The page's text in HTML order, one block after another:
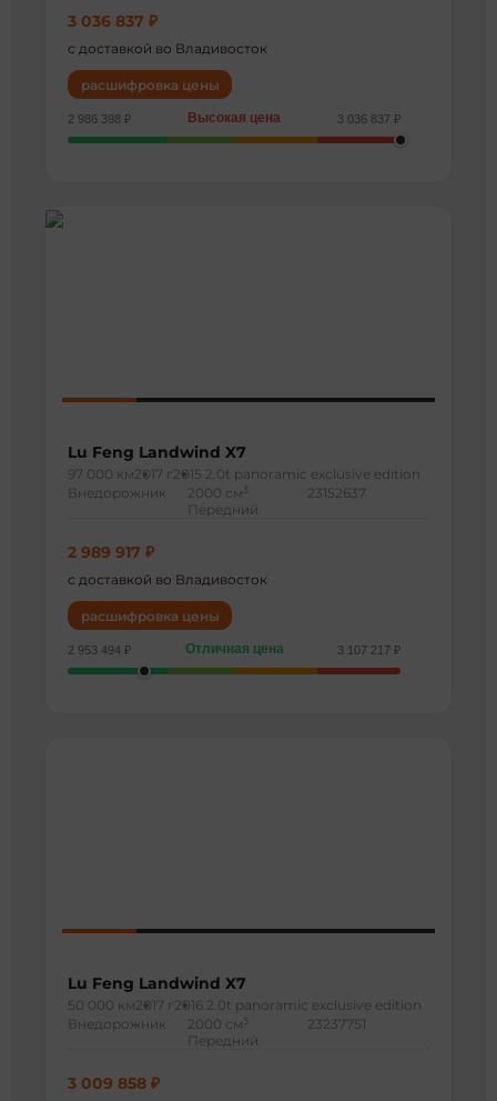
3 036 837 ₽
с доставкой во Владивосток
расшифровка цены
2 986 398 ₽ Высокая цена 3 036 837 ₽
Lu Feng Landwind X7
97 000 км2017 г 2015 2.0t panoramic exclusive edition
Внедорожник
2000 см 3
Передний
23152637
2 989 917 ₽
с доставкой во Владивосток
расшифровка цены
2 953 494 ₽ Отличная цена 3 107 217 ₽
Lu Feng Landwind X7
50 000 км2017 г 2016 2.0t panoramic exclusive edition
Внедорожник
2000 см 3
Передний
23237751
3 009 858 ₽